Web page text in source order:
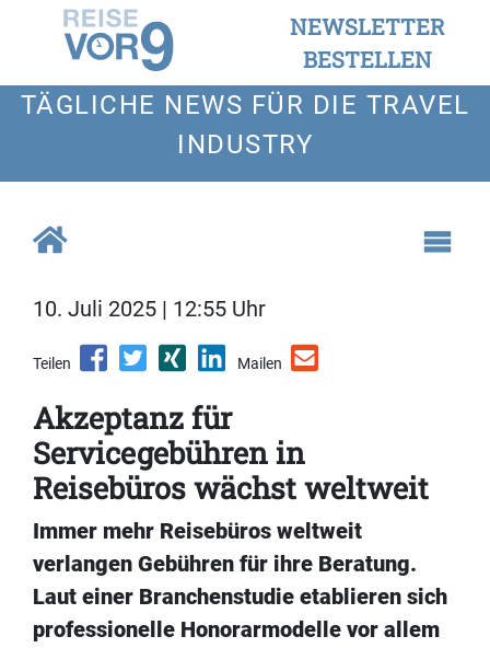
NEWSLETTER
BESTELLEN
TÄGLICHE NEWS FÜR DIE TRAVEL
INDUSTRY
10. Juli 2025 | 12:55 Uhr
Teilen Mailen
Akzeptanz für
Servicegebühren in
Reisebüros wächst weltweit
Immer mehr Reisebüros weltweit
verlangen Gebühren für ihre Beratung.
Laut einer Branchenstudie etablieren sich
professionelle Honorarmodelle vor allem